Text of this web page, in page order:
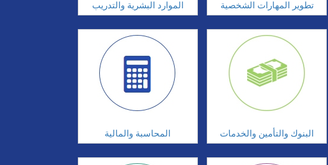
الموارد البشرية والتدريب تطوير المهارات الشخصية
المحاسبة والمالية البنوك والتأمين والخدمات